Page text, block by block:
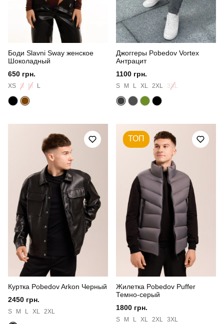
Боди Slavni Sway женское
Шоколадный
650 грн.
XS S M L
Джоггеры Pobedov Vortex
Антрацит
1100 грн.
S M L XL 2XL 3XL
Куртка Pobedov Arkon Черный
2450 грн.
S M L XL 2XL
ТОП
Жилетка Pobedov Puffer
Темно-серый
1800 грн.
S M L XL 2XL 3XL